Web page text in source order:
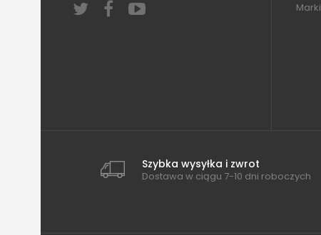
Marki
Szybka wysyłka i zwrot
Dostawa w ciągu 7-10 dni roboczych